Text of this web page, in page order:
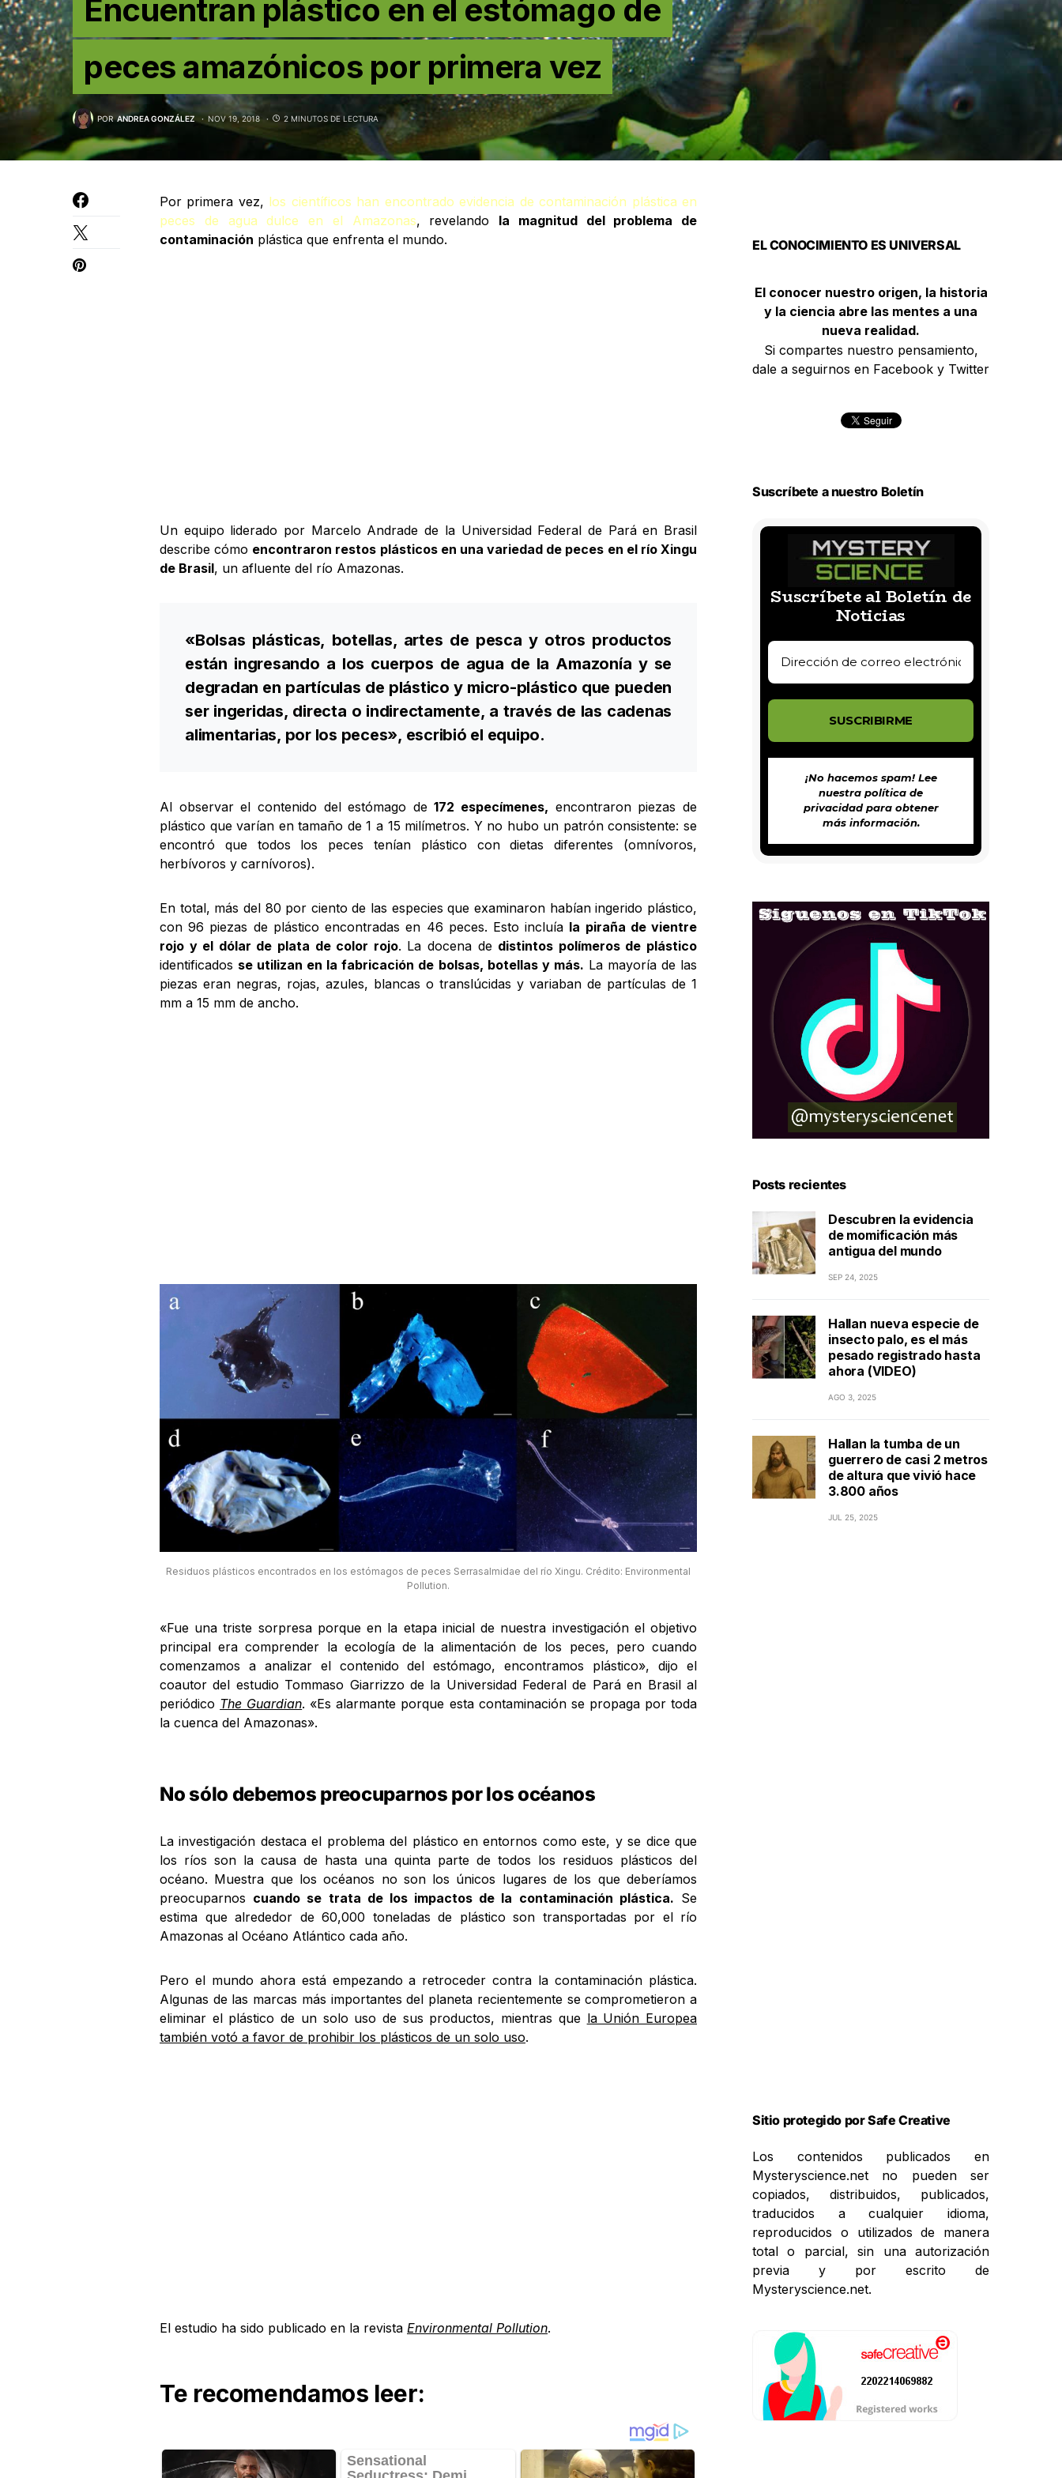
Encuentran plástico en el estómago de
peces amazónicos por primera vez
POR ANDREA GONZÁLEZ NOV 19, 2018 2 MINUTOS DE LECTURA
Por primera vez, los científicos han encontrado evidencia de contaminación plástica en
peces de agua dulce en el Amazonas, revelando la magnitud del problema de
contaminación plástica que enfrenta el mundo.
Un equipo liderado por Marcelo Andrade de la Universidad Federal de Pará en Brasil
describe cómo encontraron restos plásticos en una variedad de peces en el río Xingu
de Brasil, un afluente del río Amazonas.
«Bolsas plásticas, botellas, artes de pesca y otros productos
están ingresando a los cuerpos de agua de la Amazonía y se
degradan en partículas de plástico y micro-plástico que pueden
ser ingeridas, directa o indirectamente, a través de las cadenas
alimentarias, por los peces», escribió el equipo.
Al observar el contenido del estómago de172 especímenes, encontraron piezas de
plástico que varían en tamaño de 1 a 15 milímetros. Y no hubo un patrón consistente: se
encontró que todos los peces tenían plástico con dietas diferentes (omnívoros,
herbívoros y carnívoros).
En total, más del 80 por ciento de las especies que examinaron habían ingerido plástico,
con 96 piezas de plástico encontradas en 46 peces. Esto incluía la piraña de vientre
rojo y el dólar de plata de color rojo. La docena de distintos polímeros de plástico
identificados se utilizan en la fabricación de bolsas, botellas y más. La mayoría de las
piezas eran negras, rojas, azules, blancas o translúcidas y variaban de partículas de 1
mm a 15 mm de ancho.
Residuos plásticos encontrados en los estómagos de peces Serrasalmidae del río Xingu. Crédito: Environmental
Pollution.
«Fue una triste sorpresa porque en la etapa inicial de nuestra investigación el objetivo
principal era comprender la ecología de la alimentación de los peces, pero cuando
comenzamos a analizar el contenido del estómago, encontramos plástico», dijo el
coautor del estudio Tommaso Giarrizzo de la Universidad Federal de Pará en Brasil al
periódico The Guardian. «Es alarmante porque esta contaminación se propaga por toda
la cuenca del Amazonas».
No sólo debemos preocuparnos por los océanos
La investigación destaca el problema del plástico en entornos como este, y se dice que
los ríos son la causa de hasta una quinta parte de todos los residuos plásticos del
océano. Muestra que los océanos no son los únicos lugares de los que deberíamos
preocuparnos cuando se trata de los impactos de la contaminación plástica. Se
estima que alrededor de 60,000 toneladas de plástico son transportadas por el río
Amazonas al Océano Atlántico cada año.
Pero el mundo ahora está empezando a retroceder contra la contaminación plástica.
Algunas de las marcas más importantes del planeta recientemente se comprometieron a
eliminar el plástico de un solo uso de sus productos, mientras que la Unión Europea
también votó a favor de prohibir los plásticos de un solo uso.
El estudio ha sido publicado en la revista Environmental Pollution.
Te recomendamos leer:
EL CONOCIMIENTO ES UNIVERSAL
El conocer nuestro origen, la historia
y la ciencia abre las mentes a una
nueva realidad.
Si compartes nuestro pensamiento,
dale a seguirnos en Facebook y Twitter
Suscríbete a nuestro Boletín
Suscríbete al Boletín de
Noticias
¡No hacemos spam! Lee
nuestra política de
privacidadpara obtener
más información.
Posts recientes
Descubren la evidencia
de momificación más
antigua del mundo
SEP 24, 2025
Hallan nueva especie de
insecto palo, es el más
pesado registrado hasta
ahora (VIDEO)
AGO 3, 2025
Hallan la tumba de un
guerrero de casi 2 metros
de altura que vivió hace
3.800 años
JUL 25, 2025
Sitio protegido por Safe Creative
Los contenidos publicados en
Mysteryscience.net no pueden ser
copiados, distribuidos, publicados,
traducidos a cualquier idioma,
reproducidos o utilizados de manera
total o parcial, sin una autorización
previa y por escrito de
Mysteryscience.net.